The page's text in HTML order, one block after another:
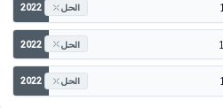
2022 الحل
2022 الحل
2022 الحل